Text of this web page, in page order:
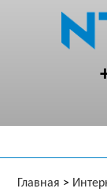
Главная >